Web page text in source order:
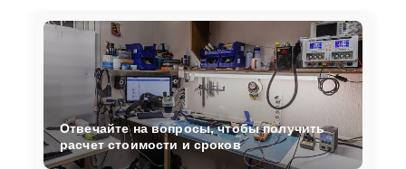
Отвечайте на вопросы, чтобы получить
расчет стоимости и сроков